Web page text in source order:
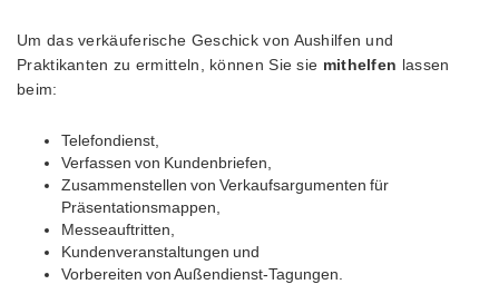
Um das verkäuferische Geschick von Aushilfen und
Praktikanten zu ermitteln, können Sie sie mithelfen lassen
beim:
Telefondienst,
Verfassen von Kundenbriefen,
Zusammenstellen von Verkaufsargumenten für
Präsentationsmappen,
Messeauftritten,
Kundenveranstaltungen und
Vorbereiten von Außendienst-Tagungen.